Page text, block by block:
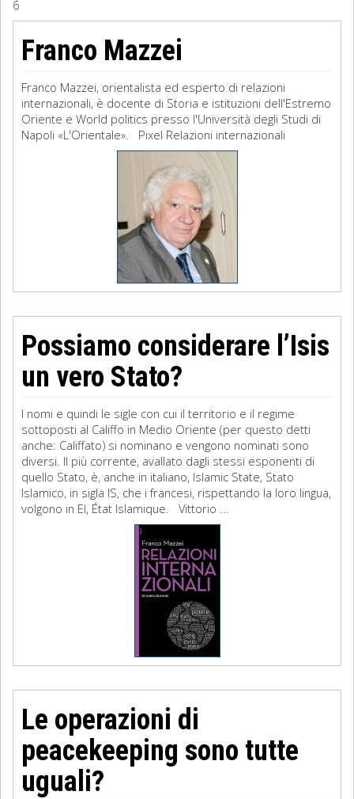
Filosofia
Storia
Matematica
6
Franco Mazzei
Franco Mazzei, orientalista ed esperto di relazioni
internazionali, è docente di Storia e istituzioni dell'Estremo
Oriente e World politics presso l'Università degli Studi di
Napoli «L'Orientale». Pixel Relazioni internazionali
Possiamo considerare l’Isis
un vero Stato?
I nomi e quindi le sigle con cui il territorio e il regime
sottoposti al Califfo in Medio Oriente (per questo detti
anche: Califfato) si nominano e vengono nominati sono
diversi. Il più corrente, avallato dagli stessi esponenti di
quello Stato, è, anche in italiano, Islamic State, Stato
Islamico, in sigla IS, che i francesi, rispettando la loro lingua,
volgono in EI, État Islamique. Vittorio ...
Le operazioni di
peacekeeping sono tutte
uguali?